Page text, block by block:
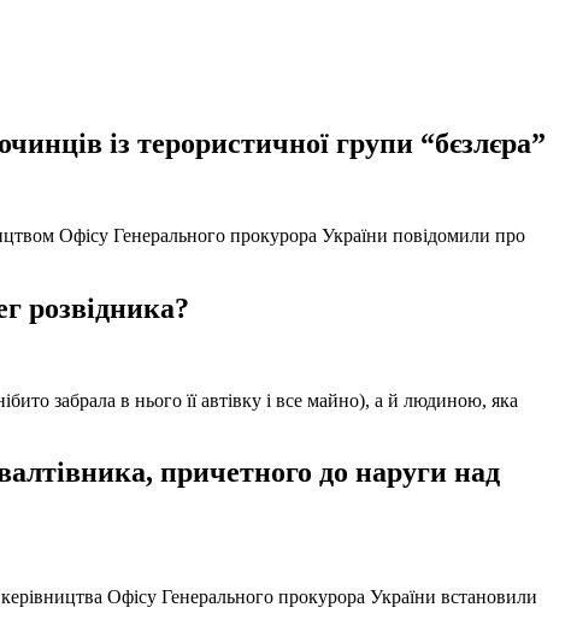
із терористичної групи “бєзлєра”
Офісу Генерального прокурора України повідомили про
розвідника?
забрала в нього її автівку і все майно), а й людиною, яка
причетного до наруги над
Офісу Генерального прокурора України встановили